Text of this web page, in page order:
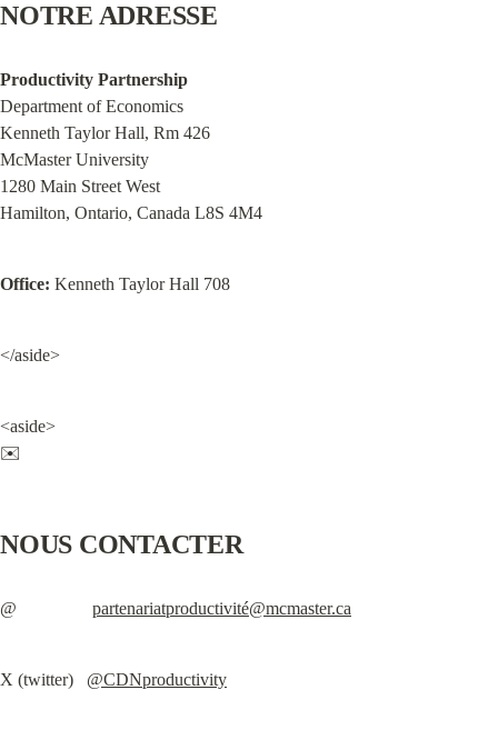
NOTRE ADRESSE
Productivity Partnership
Department of Economics
Kenneth Taylor Hall, Rm 426
McMaster University
1280 Main Street West
Hamilton, Ontario, Canada L8S 4M4
Office: Kenneth Taylor Hall 708
</aside>
<aside>
✉️
NOUS CONTACTER
@ partenariatproductivité@mcmaster.ca
X (twitter) @CDNproductivity